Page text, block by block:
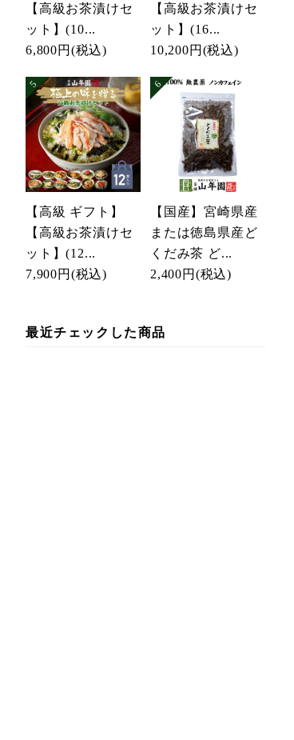
【高級お茶漬けセ
ット】(10...
6,800円 (税込)
【高級お茶漬けセ
ット】(16...
10,200円 (税込)
【高級 ギフト】
【高級お茶漬けセ
ット】(12...
7,900円 (税込)
【国産】宮崎県産
または徳島県産ど
くだみ茶 ど...
2,400円 (税込)
最近チェックした商品